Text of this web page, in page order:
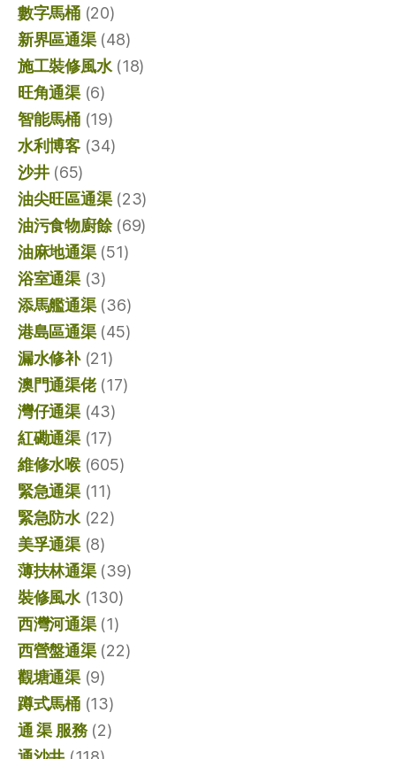
數字馬桶(20)
新界區通渠(48)
施工裝修風水(18)
旺角通渠(6)
智能馬桶(19)
水利博客(34)
沙井(65)
油尖旺區通渠(23)
油污食物廚餘(69)
油麻地通渠(51)
浴室通渠(3)
添馬艦通渠(36)
港島區通渠(45)
漏水修补(21)
澳門通渠佬(17)
灣仔通渠(43)
紅磡通渠(17)
維修水喉(605)
緊急通渠(11)
緊急防水(22)
美孚通渠(8)
薄扶林通渠(39)
裝修風水(130)
西灣河通渠(1)
西營盤通渠(22)
觀塘通渠(9)
蹲式馬桶(13)
通 渠 服務(2)